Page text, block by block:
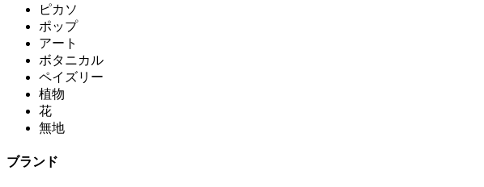
ピカソ
ポップ
アート
ボタニカル
ペイズリー
植物
花
無地
ブランド